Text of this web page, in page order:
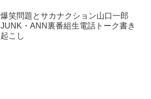
爆笑問題とサカナクション山口一郎
JUNK・ANN裏番組生電話トーク書き
起こし